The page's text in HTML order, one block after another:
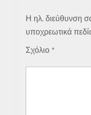
Η ηλ. διεύθυνση
υποχρεωτικά
Σχόλιο *